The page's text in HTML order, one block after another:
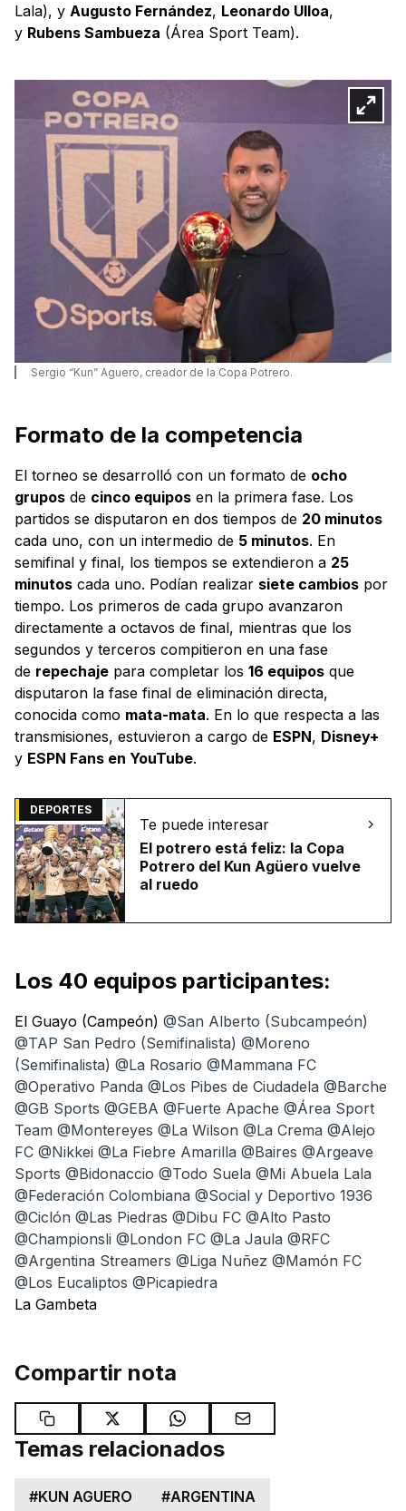
Lala), y Augusto Fernández, Leonardo Ulloa,
y Rubens Sambueza (Área Sport Team).
Sergio “Kun” Aguero, creador de la Copa Potrero.
Formato de la competencia
El torneo se desarrolló con un formato de ocho
grupos de cinco equipos en la primera fase. Los
partidos se disputaron en dos tiempos de 20 minutos
cada uno, con un intermedio de 5 minutos. En
semifinal y final, los tiempos se extendieron a 25
minutos cada uno. Podían realizar siete cambios por
tiempo. Los primeros de cada grupo avanzaron
directamente a octavos de final, mientras que los
segundos y terceros compitieron en una fase
de repechaje para completar los 16 equipos que
disputaron la fase final de eliminación directa,
conocida como mata-mata. En lo que respecta a las
transmisiones, estuvieron a cargo de ESPN, Disney+
y ESPN Fans en YouTube.
DEPORTES
Te puede interesar
El potrero está feliz: la Copa
Potrero del Kun Agüero vuelve
al ruedo
Los 40 equipos participantes:
El Guayo (Campeón) @San Alberto (Subcampeón)
@TAP San Pedro (Semifinalista) @Moreno
(Semifinalista) @La Rosario @Mammana FC
@Operativo Panda @Los Pibes de Ciudadela @Barche
@GB Sports @GEBA @Fuerte Apache @Área Sport
Team @Montereyes @La Wilson @La Crema @Alejo
FC @Nikkei @La Fiebre Amarilla @Baires @Argeave
Sports @Bidonaccio @Todo Suela @Mi Abuela Lala
@Federación Colombiana @Social y Deportivo 1936
@Ciclón @Las Piedras @Dibu FC @Alto Pasto
@Championsli @London FC @La Jaula @RFC
@Argentina Streamers @Liga Nuñez @Mamón FC
@Los Eucaliptos @Picapiedra
La Gambeta
Compartir nota
Temas relacionados
#KUN AGUERO #ARGENTINA